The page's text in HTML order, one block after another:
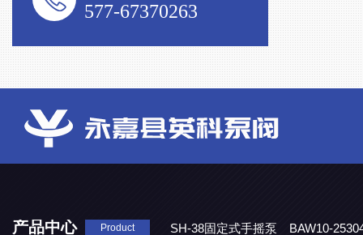
577-67370263
产品中心 Product SH-38固定式手摇泵
BAW10-